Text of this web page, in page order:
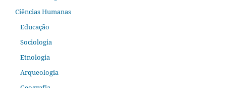
Ciências Humanas
Educação
Sociologia
Etnologia
Arqueologia